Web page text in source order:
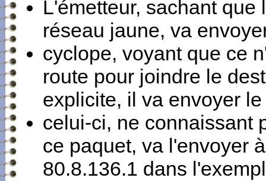
L'émetteur, sachant
réseau jaune, va
cyclope, voyant que ce
route pour joindre le
explicite, il va envoyer
celui-ci, ne connaissant
ce paquet, va l'envoyer
80.8.136.1 dans